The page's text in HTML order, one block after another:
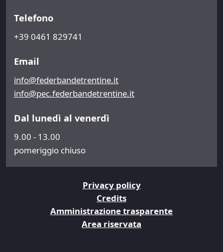
Telefono
+39 0461 829741
Email
info@federbandetrentine.it
info@pec.federbandetrentine.it
Dal lunedì al venerdì
9.00 - 13.00
pomeriggio chiuso
Privacy policy
Credits
Amministrazione trasparente
Area riservata